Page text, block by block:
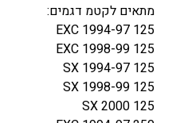
מתאים לקטמ דגמים:
125 EXC 1994-97
125 EXC 1998-99
125 SX 1994-97
125 SX 1998-99
125 SX 2000